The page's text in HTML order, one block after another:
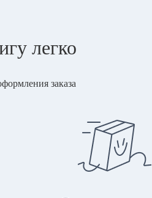
легко
заказа